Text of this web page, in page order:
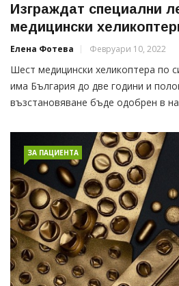
Изграждат специални
медицински
Елена Фотева Февруари 10, 2022
Шест медицински хеликоптера по
има България до две години и
възстановяване бъде одобрен в
ЗА ПАЦИЕНТА